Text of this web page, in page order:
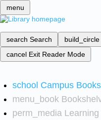
menu
search Search build_circle
cancel Exit Reader Mode
school Campus
menu_book
perm_media